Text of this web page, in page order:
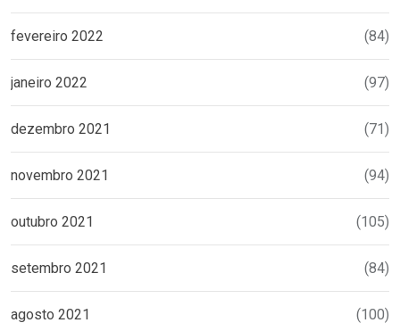
fevereiro 2022 (84)
janeiro 2022 (97)
dezembro 2021 (71)
novembro 2021 (94)
outubro 2021 (105)
setembro 2021 (84)
agosto 2021 (100)